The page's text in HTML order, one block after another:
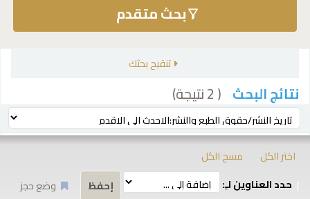
بحث متقدم
تنقيح بحثك
نتائج البحث ( 2 نتيجة)
ترتيب بواسطة:
اختر الكل
مسح الكل
حدد العناوين لـِ:
وضع حجز